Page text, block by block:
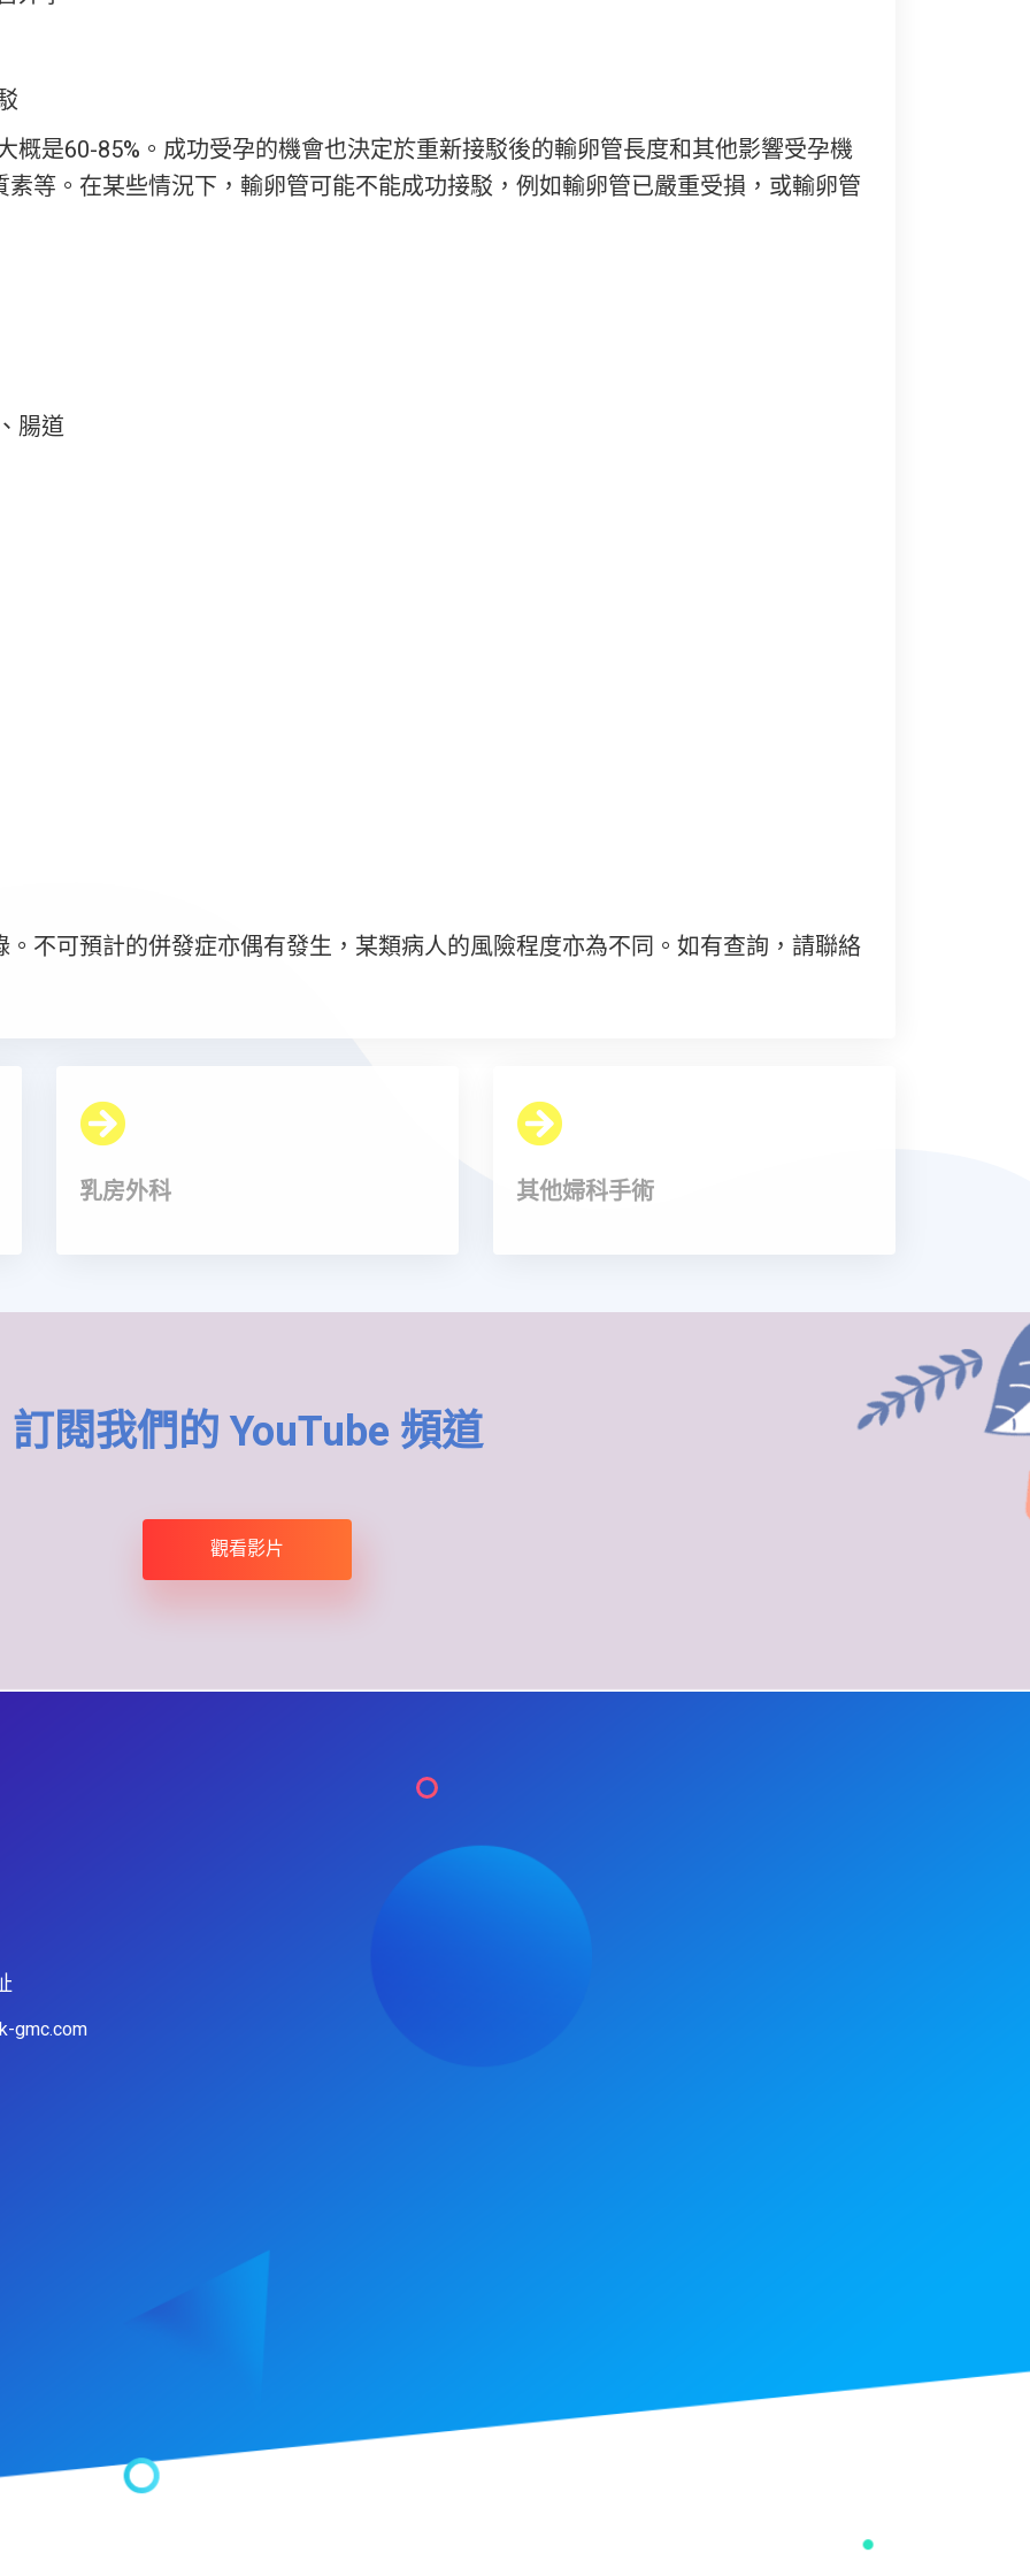
是60-85%。成功受孕的機會也決定於重新接駁後的輸卵管長度和其他影響受孕機
等。在某些情況下，輸卵管可能不能成功接駁，例如輸卵管已嚴重受損，或輸卵管
腸道
不可預計的併發症亦偶有發生，某類病人的風險程度亦為不同。如有查詢，請聯絡
乳房外科 其他婦科手術
訂閱我們的 YouTube 頻道
觀看影片
gmc.com